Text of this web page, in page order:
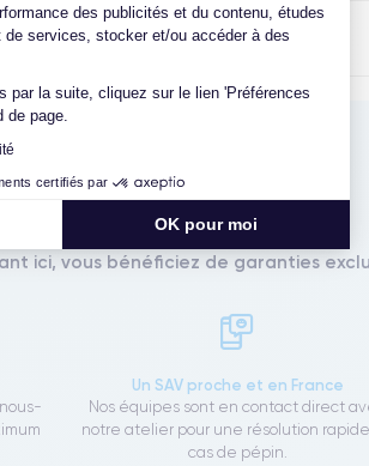
des publicités et du contenu, études
de services, stocker et/ou accéder à des
par la suite, cliquez sur le lien 'Préférences
page.
certifiés par
OK pour moi
Questions fréquentes
CertiDeal
ici, vous bénéficiez de garanties
Un SAV proche et en France
Nos équipes sont en contact direct
notre atelier pour une résolution
cas de pépin.